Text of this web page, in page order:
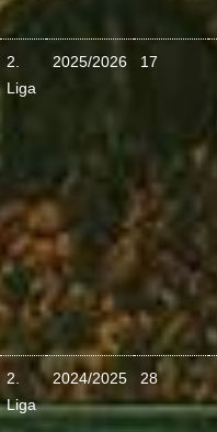
2.
Liga
2025/2026 17
2.
Liga
2024/2025 28